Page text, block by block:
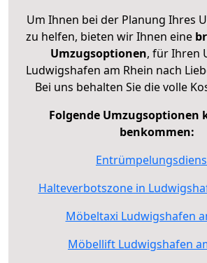
Um Ihnen bei der Planung Ihres
zu helfen, bieten wir Ihnen eine
Umzugsoptionen, für Ihren
Ludwigshafen am Rhein nach
Bei uns behalten Sie die volle
Folgende Umzugsoptionen
benkommen:
Halteverbotszone in
Möbeltaxi Ludwigshafen
Möbellift Ludwigshafen